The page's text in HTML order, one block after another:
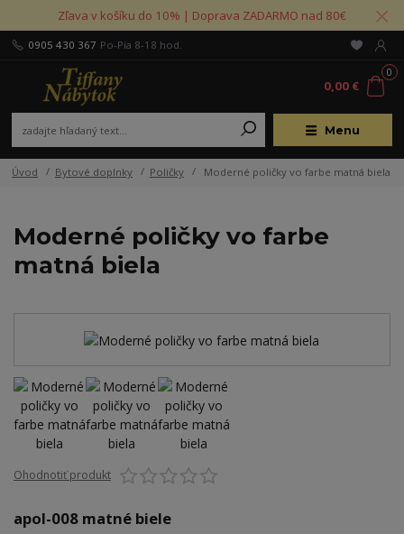
Zľava v košíku do 10% | Doprava ZADARMO nad 80€
Menu
0905 430 367 Po-Pia 8-18 hod.
0
0,00 €
Úvod Bytové doplnky Poličky Moderné poličky vo farbe matná biela
Moderné poličky vo farbe
matná biela
Ohodnotiť produkt
apol-008 matné biele